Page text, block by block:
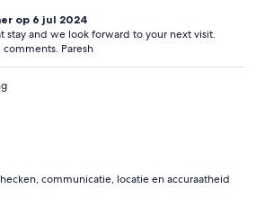
op 6 jul 2024
stay and we look forward to your next visit.
Paresh
communicatie, locatie en accuraatheid